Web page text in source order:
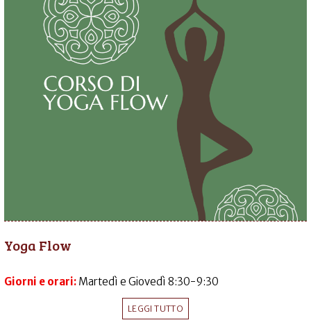
Yoga Flow
Giorni e orari: Martedì e Giovedì 8:30-9:30
LEGGI TUTTO